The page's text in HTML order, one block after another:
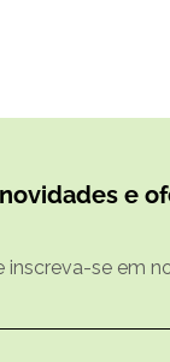
e
inscreva-se em